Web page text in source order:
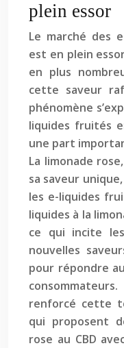
plein essor
Le marché des
est en plein
en plus
cette saveur
phénomène
liquides fruités
une part
La limonade
sa saveur
les e-liquides
liquides à la
ce qui incite
nouvelles
pour répondre
renforcé cette
qui proposent
rose au CBD